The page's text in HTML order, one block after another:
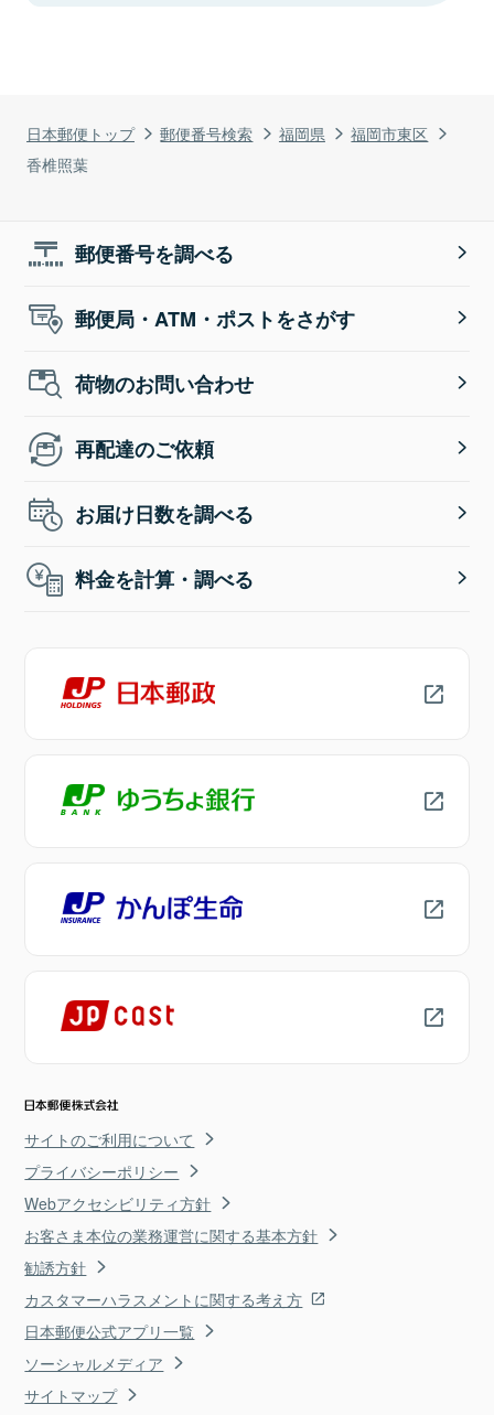
日本郵便トップ 郵便番号検索 福岡県
福岡市東区
香椎照葉
郵便番号を調べる
郵便局・ATM・ポストをさがす
荷物のお問い合わせ
再配達のご依頼
お届け日数を調べる
料金を計算・調べる
サイトのご利用について
プライバシーポリシー
Webアクセシビリティ方針
お客さま本位の業務運営に関する基本方針
勧誘方針
カスタマーハラスメントに関する考え方
日本郵便公式アプリ一覧
ソーシャルメディア
サイトマップ